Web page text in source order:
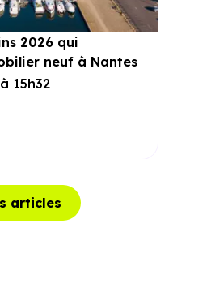
2026 qui
neuf à Nantes
15h32
articles